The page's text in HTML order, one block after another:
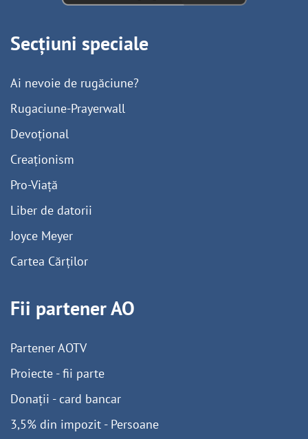
Secțiuni speciale
Ai nevoie de rugăciune?
Rugaciune-Prayerwall
Devoțional
Creaționism
Pro-Viață
Liber de datorii
Joyce Meyer
Cartea Cărților
Fii partener AO
Partener AOTV
Proiecte - fii parte
Donații - card bancar
3,5% din impozit - Persoane